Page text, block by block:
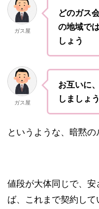
ガス屋
どのガス
の地域で
しょう
ガス屋
お互いに
しましょう
というような、暗黙の
値段が大体同じで、
ば、これまで契約し